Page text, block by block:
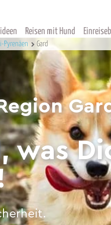
Reisen mit Hund
Pyrenäen Gard
, was